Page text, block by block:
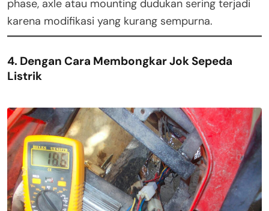
phase, axle atau mounting dudukan sering terjadi
karena modifikasi yang kurang sempurna.
4. Dengan Cara Membongkar Jok Sepeda
Listrik